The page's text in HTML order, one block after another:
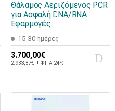
Θάλαμος Αεριζόμενος PCR
για Ασφαλή DNA/RNA
Εφαρμογές
15-30 ημέρες
3.700,00€
2.983,87€ + ΦΠΑ 24%